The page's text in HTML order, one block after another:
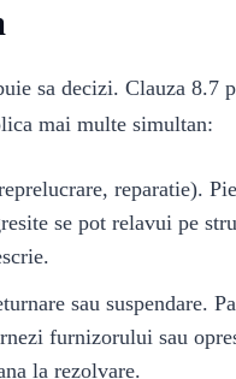
sa decizi. Clauza 8.7
mai multe simultan:
reparatie).
se pot relavui pe
sau suspendare.
furnizorului sau
la rezolvare.